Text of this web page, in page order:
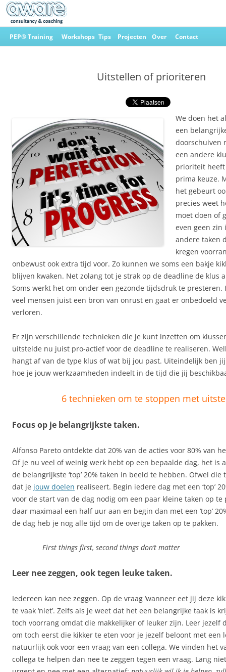
Ga
naar
PEP® Training Workshops Tips Projecten Over Contact
Uitstellen of prioriteren
We doen het
een
doorschuiven
een andere
prioriteit
prima keuze.
het gebeurt
precies weet
moet doen of
even geen zin
andere taken
kregen
onbewust ook extra tijd voor. Zo kunnen we soms een bakje
blijven kwaken. Net zolang tot je strak op de deadline de klus
Soms werkt het om onder een gezonde tijdsdruk te presteren.
veel mensen juist een bron van onrust en gaat er onbedoeld
verloren.
Er zijn verschillende technieken die je kunt inzetten om
uitstelde nu juist pro-actief voor de deadline te realiseren.
hangt af van de type klus of wat bij jou past. Uiteindelijk ben
hoe je jouw werkzaamheden indeelt in de tijd die jij
6 technieken om te stoppen met
Focus op je belangrijkste taken.
Alfonso Pareto ontdekte dat 20% van de acties voor 80% van
Of je nu veel of weinig werk hebt op een bepaalde dag, het is
de belangrijkste ‘top’ 20% taken in beeld te hebben. Ofwel die
dat je jouw doelen realiseert. Begin iedere dag met een ‘top’
voor de start van de dag nodig om een paar kleine taken op te
daar maximaal een half uur aan en begin dan met een ‘top’
de dag heb je nog alle tijd om de overige taken op te pakken.
First things first, second things don’t matter
Leer nee zeggen, ook tegen leuke taken.
Iedereen kan nee zeggen. Op de vraag ‘wanneer eet jij deze
te vaak ‘niet’. Zelfs als je weet dat het een belangrijke taak is
toch voorrang omdat die makkelijker of leuker zijn. Leer jezelf
om toch eerst die kikker te eten voor je jezelf beloont met een
natuurlijk ook voor een vraag van een collega. We vinden het
collega te helpen dan nee te zeggen tegen een vraag. Lang